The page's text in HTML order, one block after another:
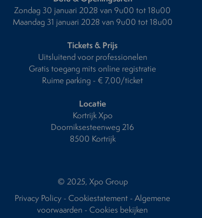
Zondag 30 januari 2028 van 9u00 tot 18u00
Maandag 31 januari 2028 van 9u00 tot 18u00
Tickets & Prijs
Uitsluitend voor professionelen
Gratis toegang mits online registratie
Ruime parking - € 7,00/ticket
Locatie
Kortrijk Xpo
Doorniksesteenweg 216
8500 Kortrijk
© 2025, Xpo Group
Privacy Policy - Cookiestatement -Algemene
voorwaarden - Cookies bekijken